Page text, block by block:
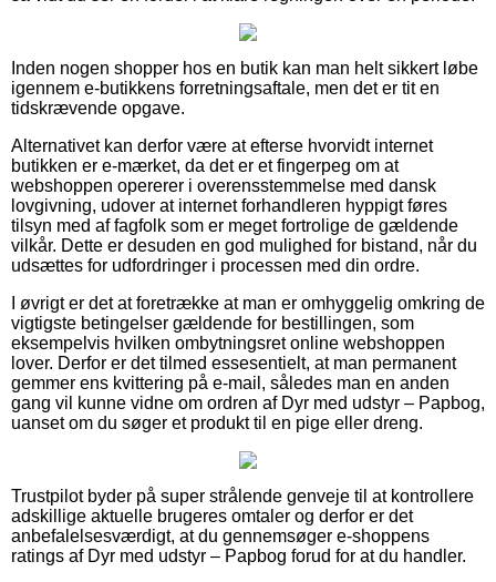
Inden nogen shopper hos en butik kan man helt sikkert løbe
igennem e-butikkens forretningsaftale, men det er tit en
tidskrævende opgave.
Alternativet kan derfor være at efterse hvorvidt internet
butikken er e-mærket, da det er et fingerpeg om at
webshoppen opererer i overensstemmelse med dansk
lovgivning, udover at internet forhandleren hyppigt føres
tilsyn med af fagfolk som er meget fortrolige de gældende
vilkår. Dette er desuden en god mulighed for bistand, når du
udsættes for udfordringer i processen med din ordre.
I øvrigt er det at foretrække at man er omhyggelig omkring de
vigtigste betingelser gældende for bestillingen, som
eksempelvis hvilken ombytningsret online webshoppen
lover. Derfor er det tilmed essesentielt, at man permanent
gemmer ens kvittering på e-mail, således man en anden
gang vil kunne vidne om ordren af Dyr med udstyr – Papbog,
uanset om du søger et produkt til en pige eller dreng.
Trustpilot byder på super strålende genveje til at kontrollere
adskillige aktuelle brugeres omtaler og derfor er det
anbefalelsesværdigt, at du gennemsøger e-shoppens
ratings af Dyr med udstyr – Papbog forud for at du handler.